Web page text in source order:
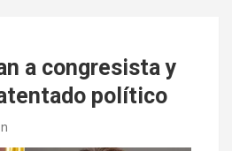
a congresista y
político